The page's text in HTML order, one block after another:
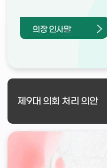
의장 인사말
제9대 의회 처리 의안